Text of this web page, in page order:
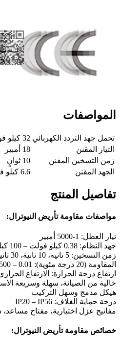
المواصفات
تحمل جهد التردد الكهربائي 32 كيلو فولت لمدة دقيقة واحدة
التيار المقنن
18 أمبير
زمن التسخين المقنن
10 ثوانٍ
الجهد المقنن
6.6 كيلو فولت
تفاصيل المنتج
مواصفات مقاومة تأريض النيوترال:
تيار العطل: 1-5000 أمبير
جهد النظام: 0.38 كيلو فولت – 100 كيلو فولت (3، 6، 10، 35)
زمن التسخين: 5 ثانية، 10 ثانية، 30 ثانية، 60 ثانية، مستمر
المقاومة (20 درجة مئوية): 0.01 – 1500 أوم
ارتفاع درجة الحرارة: الارتفاع الحراري قصير المدى (10-60 ثانية) لا يتجاوز 760 درجة مئوية كحد أقصى،
خالية من الصيانة، سهلة وسريعة
هيكل مدمج وسهل التركيب
درجة حماية الغلاف: IP20 – IP56
مفاتيح عزل اختيارية، مفتاح
خصائص مقاومة تأريض النيوترال: